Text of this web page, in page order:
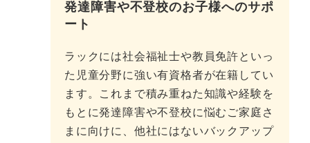
発達障害や不登校のお子様へのサポ
ート
ラックには社会福祉士や教員免許といっ
た児童分野に強い有資格者が在籍してい
ます。これまで積み重ねた知識や経験を
もとに発達障害や不登校に悩むご家庭さ
まに向けに、他社にはないバックアップ